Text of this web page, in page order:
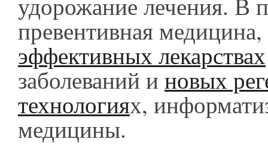
превентивная
эффективных лекарствах
заболеваний и новых
технологиях,
медицины.